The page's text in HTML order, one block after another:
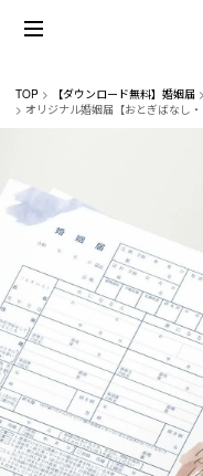
TOP 【ダウンロード無料】婚姻届
オリジナル婚姻届【おとぎばなし